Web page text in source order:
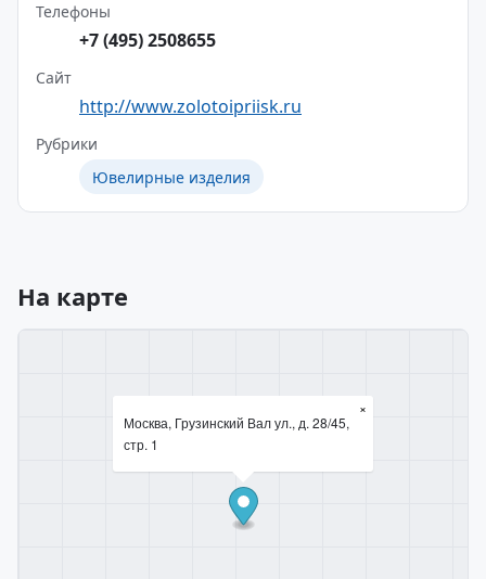
Телефоны
+7 (495) 2508655
Сайт
http://www.zolotoipriisk.ru
Рубрики
Ювелирные изделия
На карте
Москва, Грузинский Вал ул., д. 28/45,
стр. 1
×